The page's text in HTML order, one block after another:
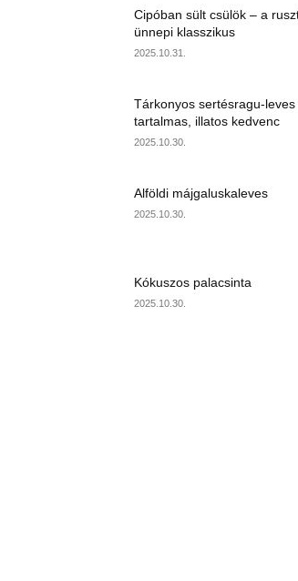
Cipóban sült csülök – a
ünnepi klasszikus
2025.10.31.
Tárkonyos sertésragu-leves
tartalmas, illatos kedvenc
2025.10.30.
Alföldi májgaluskaleves
2025.10.30.
Kókuszos palacsinta
2025.10.30.